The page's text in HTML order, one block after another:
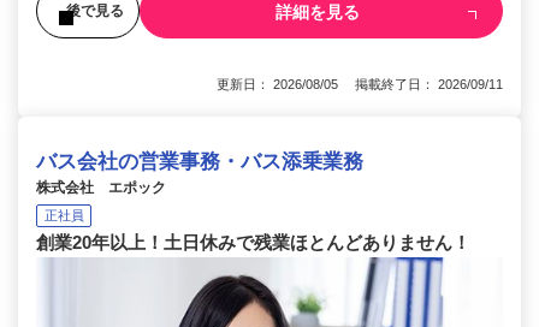
後で見る 詳細を見る
更新日： 2026/08/05 掲載終了日： 2026/09/11
バス会社の営業事務・バス添乗業務
株式会社 エポック
正社員
創業20年以上！土日休みで残業ほとんどありません！